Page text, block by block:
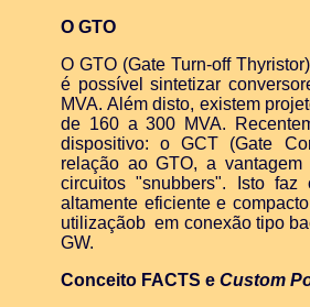
O GTO
O GTO (Gate Turn-off
é possível sintetizar
MVA. Além disto, existem
de 160 a 300 MVA.
dispositivo: o GCT (Gate
relação ao GTO, a
circuitos "snubbers". Isto
altamente eficiente e
utilizaçãob em conexão tipo
GW.
Conceito FACTS e Custom